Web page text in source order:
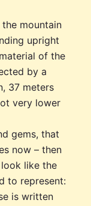
mountain
upright
of the
by a
37 meters
very lower
gems, that
now – then
look like the
to represent:
is written